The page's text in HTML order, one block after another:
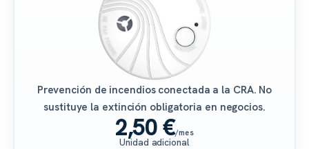
Prevención de incendios conectada a la CRA. No
sustituye la extinción obligatoria en negocios.
2,50 €/mes
Unidad adicional